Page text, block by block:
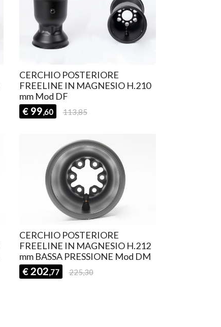
CERCHIO POSTERIORE
FREELINE IN MAGNESIO H.210
mm Mod DF
€ 99,60 113,85
CERCHIO POSTERIORE
FREELINE IN MAGNESIO H.212
mm BASSA PRESSIONE Mod DM
€ 202,77 225,30